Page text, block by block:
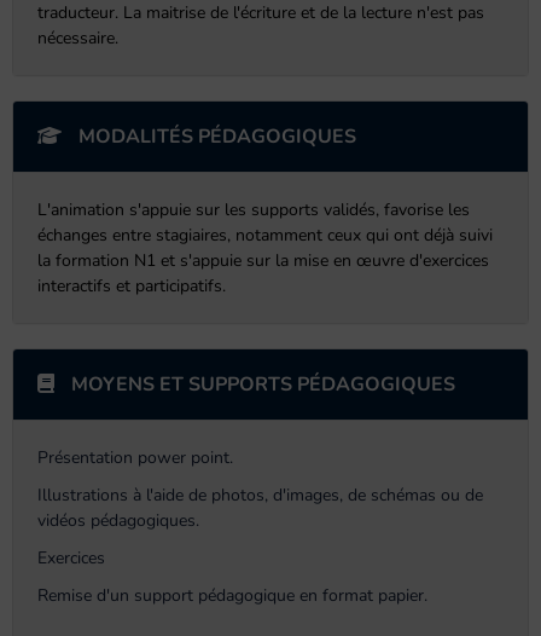
traducteur. La maitrise de l'écriture et de la lecture n'est pas
nécessaire.
MODALITÉS PÉDAGOGIQUES
L'animation s'appuie sur les supports validés, favorise les
échanges entre stagiaires, notamment ceux qui ont déjà suivi
la formation N1 et s'appuie sur la mise en œuvre d'exercices
interactifs et participatifs.
MOYENS ET SUPPORTS PÉDAGOGIQUES
Présentation power point.
Illustrations à l'aide de photos, d'images, de schémas ou de
vidéos pédagogiques.
Exercices
Remise d'un support pédagogique en format papier.